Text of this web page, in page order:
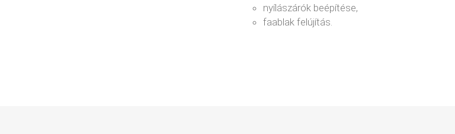
nyílászárók beépítése,
faablak felújítás.